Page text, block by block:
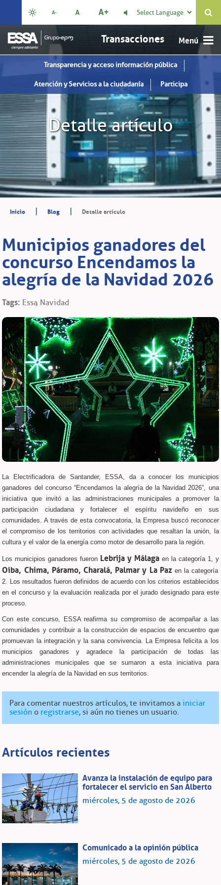
Select Language 
Transacciones
Transparencia y acceso información pública
Atención y Servicios a la ciudadanía Participa
Detalle artículo
Inicio | Blog | Detalle artículo
Municipios ganadores del
concurso Encendamos la
alegría de la Navidad 2026
Tags: Essa Navidad
La Electrificadora de Santander, ESSA, da a conocer los municipios
ganadores del concurso “Encendamos la alegría de la Navidad 2026”, una
iniciativa que invitó a las administraciones municipales a promover la
participación ciudadana y fortalecer el espíritu navideño en sus
comunidades. A través de esta convocatoria, la Empresa buscó reconocer
el compromiso de los territorios con actividades que resaltan la unión, la
cultura y el valor de la energía como motor de desarrollo para la región.
Los municipios ganadores fueron Lebrija y Málagaen la categoría 1, y
Oiba, Chima, Páramo, Charalá, Palmar y La Pazen la categoría
2. Los resultados fueron definidos de acuerdo con los criterios establecidos
en el concurso y la evaluación realizada por el jurado designado para este
proceso.
Con este concurso, ESSA reafirma su compromiso de acompañar a las
comunidades y contribuir a la construcción de espacios de encuentro que
promuevan la integración y la sana convivencia. La Empresa felicita a los
municipios ganadores y agradece la participación de todas las
administraciones municipales que se sumaron a esta iniciativa para
encender la alegría de la Navidad en sus territorios.
Para comentar nuestros artículos, te invitamos ainiciar
sesión o registrarse, si aún no tienes un usuario.
Artículos recientes
Avanza la instalación de equipo para
fortalecer el servicio en San Alberto
miércoles, 5 de agosto de 2026
Comunicado a la opinión pública
miércoles, 5 de agosto de 2026